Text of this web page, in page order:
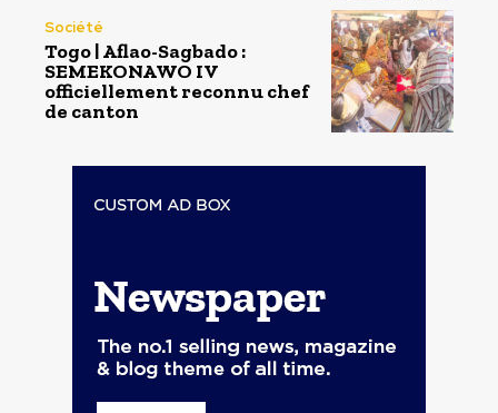
Société
Togo | Aflao-Sagbado :
SEMEKONAWO IV
officiellement reconnu chef
de canton